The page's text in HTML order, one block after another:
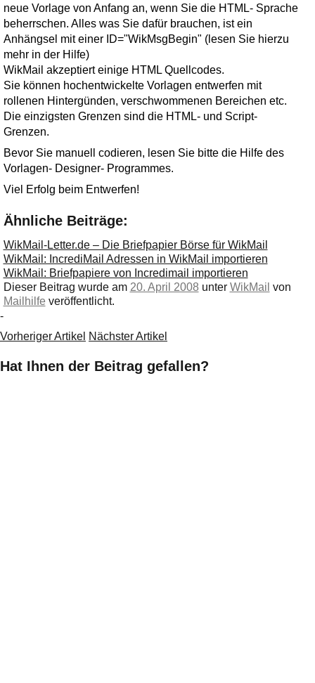
neue Vorlage von Anfang an, wenn Sie die HTML- Sprache
beherrschen. Alles was Sie dafür brauchen, ist ein
Anhängsel mit einer ID="WikMsgBegin" (lesen Sie hierzu
mehr in der Hilfe)
WikMail akzeptiert einige HTML Quellcodes.
Sie können hochentwickelte Vorlagen entwerfen mit
rollenen Hintergünden, verschwommenen Bereichen etc.
Die einzigsten Grenzen sind die HTML- und Script-
Grenzen.
Bevor Sie manuell codieren, lesen Sie bitte die Hilfe des
Vorlagen- Designer- Programmes.
Viel Erfolg beim Entwerfen!
Ähnliche Beiträge:
WikMail-Letter.de – Die Briefpapier Börse für WikMail
WikMail: IncrediMail Adressen in WikMail importieren
WikMail: Briefpapiere von Incredimail importieren
Dieser Beitrag wurde am 20. April 2008 unter WikMail von
Mailhilfe veröffentlicht.
-
Vorheriger Artikel Nächster Artikel
Hat Ihnen der Beitrag gefallen?